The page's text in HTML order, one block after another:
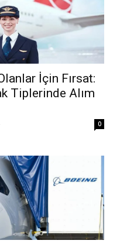
İçin Fırsat:
Tiplerinde Alım
0